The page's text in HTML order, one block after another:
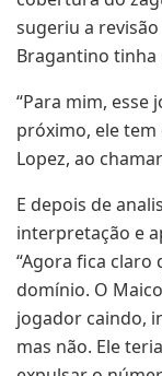
sugeriu a
Bragantino
“Para mim,
próximo, ele tem
Lopez, ao
E depois de
interpretação e
“Agora fica
domínio. O
jogador caindo,
mas não. Ele